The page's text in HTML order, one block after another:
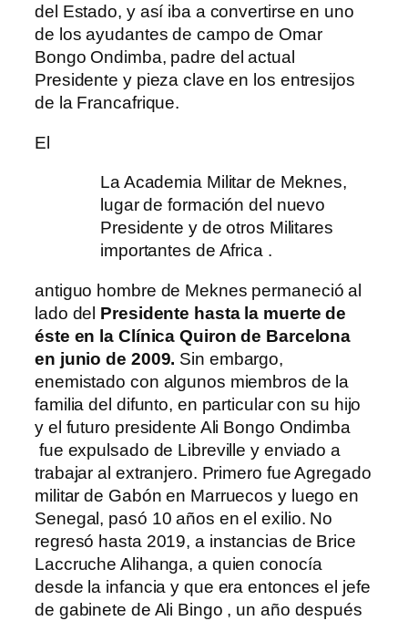
del Estado, y así iba a convertirse en uno
de los ayudantes de campo de Omar
Bongo Ondimba, padre del actual
Presidente y pieza clave en los entresijos
de la Francafrique.
La Academia Militar de Meknes,
lugar de formación del nuevo
Presidente y de otros Militares
importantes de Africa .
El
antiguo hombre de Meknes permaneció al
lado del Presidente hasta la muerte de
éste en la Clínica Quiron de Barcelona
en junio de 2009. Sin embargo,
enemistado con algunos miembros de la
familia del difunto, en particular con su hijo
y el futuro presidente Ali Bongo Ondimba
fue expulsado de Libreville y enviado a
trabajar al extranjero. Primero fue Agregado
militar de Gabón en Marruecos y luego en
Senegal, pasó 10 años en el exilio. No
regresó hasta 2019, a instancias de Brice
Laccruche Alihanga, a quien conocía
desde la infancia y que era entonces el jefe
de gabinete de Ali Bingo , un año después